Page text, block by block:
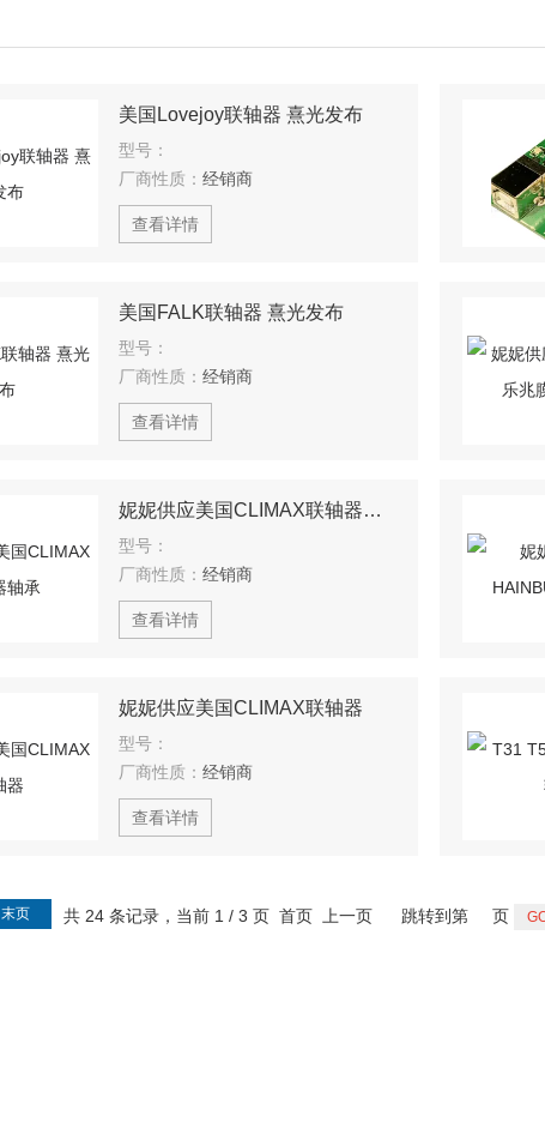
美国Lovejoy联轴器 熹光发布
型号：
厂商性质： 经销商
查看详情
美国FALK联轴器 熹光发布
型号：
厂商性质： 经销商
查看详情
妮妮供应美国CLIMAX联轴器轴承
型号：
厂商性质： 经销商
查看详情
妮妮供应美国CLIMAX联轴器
型号：
厂商性质： 经销商
查看详情
共 24 条记录，当前 1 / 3 页 首页 上一页
末页 跳转到第 页